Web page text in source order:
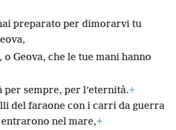
preparato per dimorarvi tu
Geova, che le tue mani hanno
per sempre, per l’eternità.+
del faraone con i carri da guerra
nel mare,+